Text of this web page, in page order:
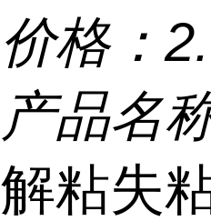
价格：
产品名
解粘失